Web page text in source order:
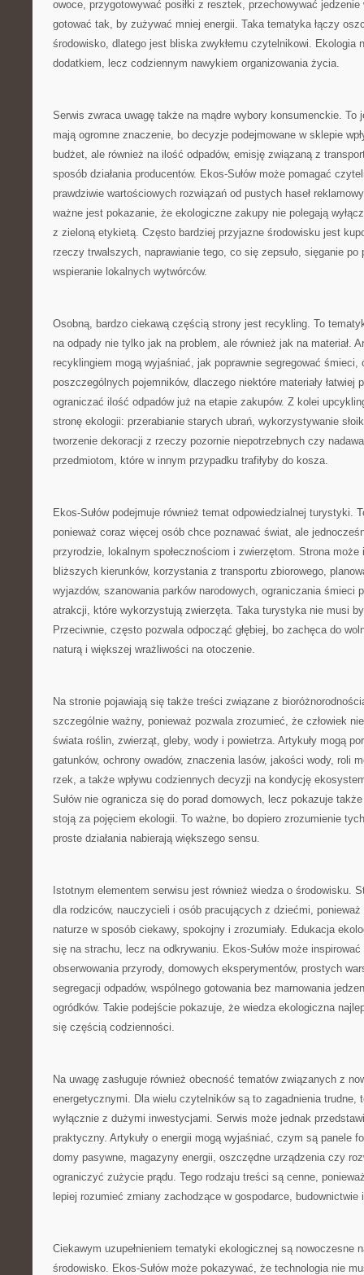
owoce, przygotowywać posiłki z resztek, przechowywać
gotować tak, by zużywać mniej energii. Taka tematyka łączy
środowisko, dlatego jest bliska zwykłemu czytelnikowi. Ekologia
dodatkiem, lecz codziennym nawykiem organizowania życia.
Serwis zwraca uwagę także na mądre wybory konsumenckie. To
mają ogromne znaczenie, bo decyzje podejmowane w sklepie
budżet, ale również na ilość odpadów, emisję związaną z
sposób działania producentów. Ekos-Sułów może pomagać
prawdziwie wartościowych rozwiązań od pustych haseł
ważne jest pokazanie, że ekologiczne zakupy nie polegają
z zieloną etykietą. Często bardziej przyjazne środowisku jest
rzeczy trwalszych, naprawianie tego, co się zepsuło, sięganie po
wspieranie lokalnych wytwórców.
Osobną, bardzo ciekawą częścią strony jest recykling. To
na odpady nie tylko jak na problem, ale również jak na materiał.
recyklingiem mogą wyjaśniać, jak poprawnie segregować śmieci,
poszczególnych pojemników, dlaczego niektóre materiały łatwiej
ograniczać ilość odpadów już na etapie zakupów. Z kolei
stronę ekologii: przerabianie starych ubrań, wykorzystywanie
tworzenie dekoracji z rzeczy pozornie niepotrzebnych czy
przedmiotom, które w innym przypadku trafiłyby do kosza.
Ekos-Sułów podejmuje również temat odpowiedzialnej turystyki.
ponieważ coraz więcej osób chce poznawać świat, ale
przyrodzie, lokalnym społecznościom i zwierzętom. Strona może
bliższych kierunków, korzystania z transportu zbiorowego,
wyjazdów, szanowania parków narodowych, ograniczania śmieci
atrakcji, które wykorzystują zwierzęta. Taka turystyka nie musi
Przeciwnie, często pozwala odpocząć głębiej, bo zachęca do
naturą i większej wrażliwości na otoczenie.
Na stronie pojawiają się także treści związane z
szczególnie ważny, ponieważ pozwala zrozumieć, że człowiek
świata roślin, zwierząt, gleby, wody i powietrza. Artykuły mogą
gatunków, ochrony owadów, znaczenia lasów, jakości wody, roli
rzek, a także wpływu codziennych decyzji na kondycję
Sułów nie ogranicza się do porad domowych, lecz pokazuje
stoją za pojęciem ekologii. To ważne, bo dopiero zrozumienie
proste działania nabierają większego sensu.
Istotnym elementem serwisu jest również wiedza o środowisku.
dla rodziców, nauczycieli i osób pracujących z dziećmi,
naturze w sposób ciekawy, spokojny i zrozumiały. Edukacja
się na strachu, lecz na odkrywaniu. Ekos-Sułów może
obserwowania przyrody, domowych eksperymentów, prostych
segregacji odpadów, wspólnego gotowania bez marnowania
ogródków. Takie podejście pokazuje, że wiedza ekologiczna
się częścią codzienności.
Na uwagę zasługuje również obecność tematów związanych z
energetycznymi. Dla wielu czytelników są to zagadnienia trudne,
wyłącznie z dużymi inwestycjami. Serwis może jednak
praktyczny. Artykuły o energii mogą wyjaśniać, czym są panele
domy pasywne, magazyny energii, oszczędne urządzenia czy
ograniczyć zużycie prądu. Tego rodzaju treści są cenne,
lepiej rozumieć zmiany zachodzące w gospodarce, budownictwie
Ciekawym uzupełnieniem tematyki ekologicznej są nowoczesne
środowisko. Ekos-Sułów może pokazywać, że technologia nie